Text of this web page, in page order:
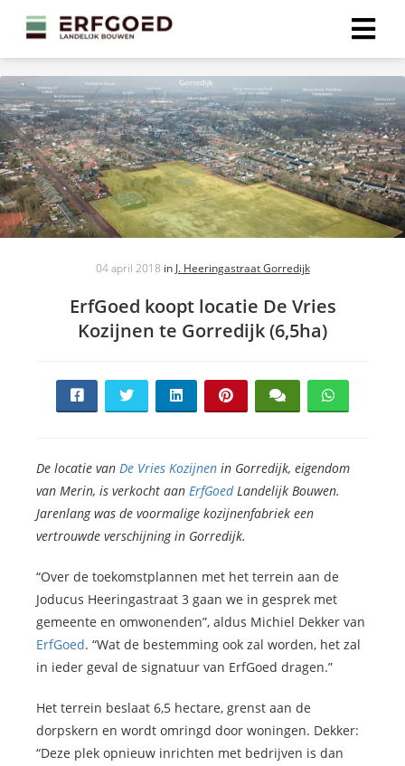
04 april 2018 in J. Heeringastraat Gorredijk
ErfGoed koopt locatie De Vries
Kozijnen te Gorredijk (6,5ha)
De locatie van De Vries Kozijnen in Gorredijk, eigendom
van Merin, is verkocht aan ErfGoedLandelijk Bouwen.
Jarenlang was de voormalige kozijnenfabriek een
vertrouwde verschijning in Gorredijk.
“Over de toekomstplannen met het terrein aan de
Joducus Heeringastraat 3 gaan we in gesprek met
gemeente en omwonenden”, aldus Michiel Dekker van
ErfGoed. “Wat de bestemming ook zal worden, het zal
in ieder geval de signatuur van ErfGoed dragen.”
Het terrein beslaat 6,5 hectare, grenst aan de
dorpskern en wordt omringd door woningen. Dekker:
“Deze plek opnieuw inrichten met bedrijven is dan